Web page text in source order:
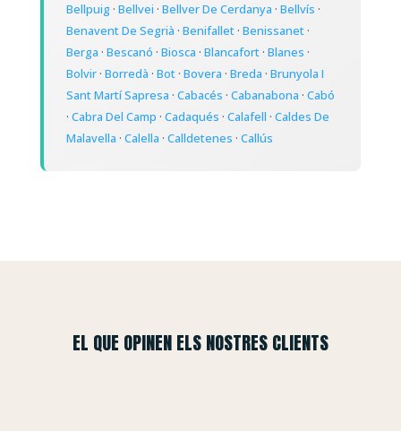
Bellpuig· Bellvei · Bellver De Cerdanya · Bellvís ·
Benavent De Segrià · Benifallet· Benissanet·
Berga · Bescanó · Biosca · Blancafort· Blanes ·
Bolvir· Borredà · Bot· Bovera · Breda · Brunyola I
Sant Martí Sapresa · Cabacés · Cabanabona · Cabó
· Cabra Del Camp · Cadaqués · Calafell · Caldes De
Malavella · Calella · Calldetenes · Callús
EL QUE OPINEN ELS NOSTRES CLIENTS